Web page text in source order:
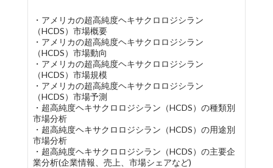
・アメリカの超高純度ヘキサクロロジシラン
（HCDS）市場概要
・アメリカの超高純度ヘキサクロロジシラン
（HCDS）市場動向
・アメリカの超高純度ヘキサクロロジシラン
（HCDS）市場規模
・アメリカの超高純度ヘキサクロロジシラン
（HCDS）市場予測
・超高純度ヘキサクロロジシラン（HCDS）の種類別
市場分析
・超高純度ヘキサクロロジシラン（HCDS）の用途別
市場分析
・超高純度ヘキサクロロジシラン（HCDS）の主要企
業分析(企業情報、売上、市場シェアなど)